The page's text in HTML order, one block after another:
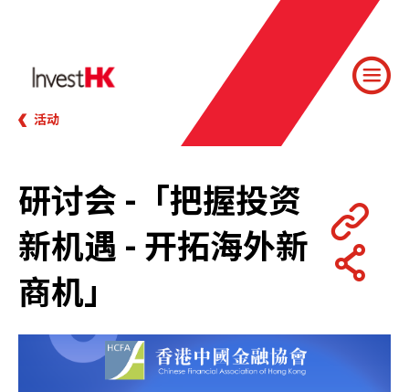
活动
研讨会 -「把握投资
新机遇 - 开拓海外新
商机」